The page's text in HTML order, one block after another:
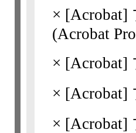
× [Acrobat]
(Acrobat
× [Acrobat]
× [Acrobat]
× [Acrobat]